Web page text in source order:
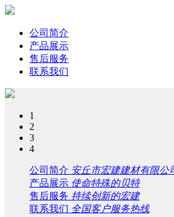
公司简介
产品展示
售后服务
联系我们
1
2
3
4
公司简介 安丘市宏建建材有限公
产品展示 使命特殊的贝特
售后服务 持续创新的宏建
联系我们 全国客户服务热线